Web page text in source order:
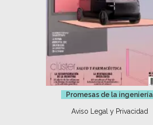
Promesas de la ingeniería
Aviso Legal y Privacidad